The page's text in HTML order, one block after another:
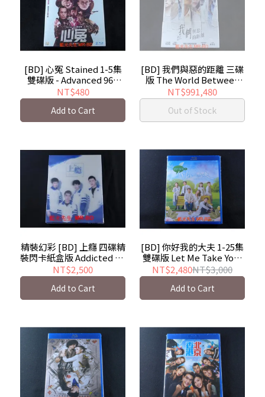
[BD] 心冤 Stained 1-5集
雙碟版 - Advanced 96K
Upsampling 極致音效
NT$480
Add to Cart
[BD] 我們與惡的距離 三碟
版 The World Between
Us ( 采昌 )
NT$991,480
Out of Stock
精裝幻彩 [BD] 上癮 四碟精
裝閃卡紙盒版 Addicted To
You - 網路劇
NT$2,500
Add to Cart
[BD] 你好我的大夫 1-25集
雙碟版 Let Me Take Your
Pulse - 香港TVB影集
NT$2,480NT$3,000
Add to Cart